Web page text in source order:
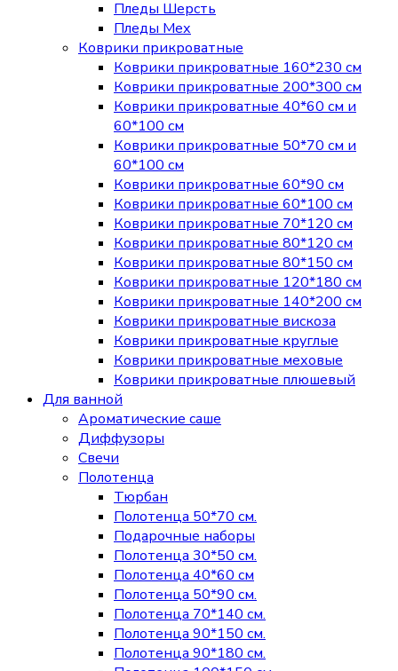
Пледы Шерсть
Пледы Мех
Коврики прикроватные
Коврики прикроватные 160*230 см
Коврики прикроватные 200*300 см
Коврики прикроватные 40*60 см и
60*100 см
Коврики прикроватные 50*70 см и
60*100 см
Коврики прикроватные 60*90 см
Коврики прикроватные 60*100 см
Коврики прикроватные 70*120 см
Коврики прикроватные 80*120 см
Коврики прикроватные 80*150 см
Коврики прикроватные 120*180 см
Коврики прикроватные 140*200 см
Коврики прикроватные вискоза
Коврики прикроватные круглые
Коврики прикроватные меховые
Коврики прикроватные плюшевый
Для ванной
Ароматические саше
Диффузоры
Свечи
Полотенца
Тюрбан
Полотенца 50*70 см.
Подарочные наборы
Полотенца 30*50 см.
Полотенца 40*60 см
Полотенца 50*90 см.
Полотенца 70*140 см.
Полотенца 90*150 см.
Полотенца 90*180 см.